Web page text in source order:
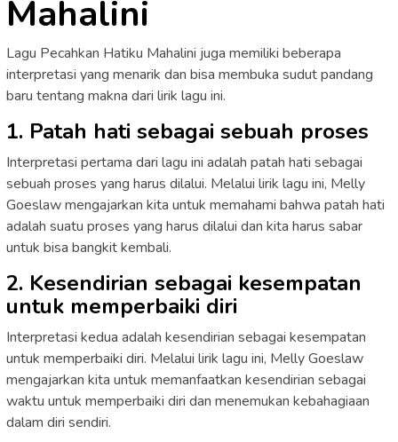
Mahalini
Lagu Pecahkan Hatiku Mahalini juga memiliki beberapa
interpretasi yang menarik dan bisa membuka sudut pandang
baru tentang makna dari lirik lagu ini.
1. Patah hati sebagai sebuah proses
Interpretasi pertama dari lagu ini adalah patah hati sebagai
sebuah proses yang harus dilalui. Melalui lirik lagu ini, Melly
Goeslaw mengajarkan kita untuk memahami bahwa patah hati
adalah suatu proses yang harus dilalui dan kita harus sabar
untuk bisa bangkit kembali.
2. Kesendirian sebagai kesempatan
untuk memperbaiki diri
Interpretasi kedua adalah kesendirian sebagai kesempatan
untuk memperbaiki diri. Melalui lirik lagu ini, Melly Goeslaw
mengajarkan kita untuk memanfaatkan kesendirian sebagai
waktu untuk memperbaiki diri dan menemukan kebahagiaan
dalam diri sendiri.